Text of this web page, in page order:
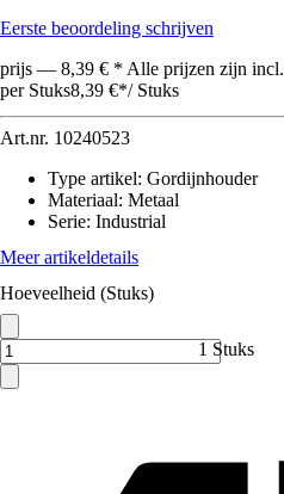
Eerste beoordeling schrijven
prijs — 8,39 € * Alle prijzen zijn incl.
per Stuks8,39 €*/ Stuks
Art.nr. 10240523
Type artikel: Gordijnhouder
Materiaal: Metaal
Serie: Industrial
Meer artikeldetails
Hoeveelheid (Stuks)
1 Stuks